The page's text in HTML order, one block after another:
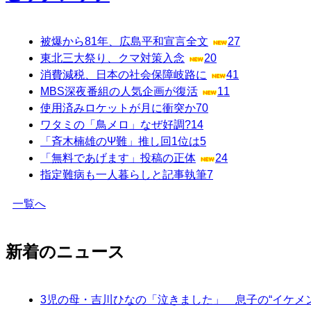
被爆から81年、広島平和宣言全文
27
東北三大祭り、クマ対策入念
20
消費減税、日本の社会保障岐路に
41
MBS深夜番組の人気企画が復活
11
使用済みロケットが月に衝突か70
ワタミの「鳥メロ」なぜ好調?14
「斉木楠雄のΨ難」推し回1位は5
「無料であげます」投稿の正体
24
指定難病も一人暮らしと記事執筆7
一覧へ
新着のニュース
3児の母・吉川ひなの「泣きました」 息子の“イケメ